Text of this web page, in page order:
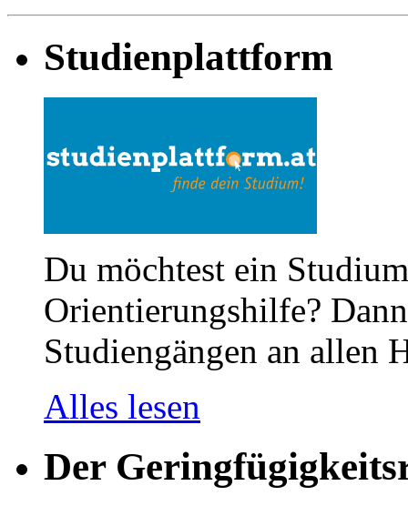
Studienplattform
Du möchtest ein
Orientierungshilfe?
Studiengängen an allen
Alles lesen
Der